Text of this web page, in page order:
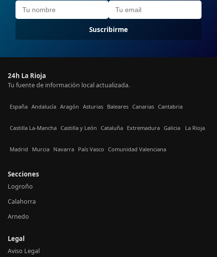
Suscribirme
24h La Rioja
Tu fuente de información local actualizada.
España Andalucía Aragón Asturias Baleares Canarias Cantabria
Castilla La-Mancha Castilla y León Cataluña Extremadura Galicia La Rioja
Madrid Murcia Navarra País Vasco Comunidad Valenciana
Secciones
Logroño
Calahorra
Arnedo
Legal
Aviso Legal